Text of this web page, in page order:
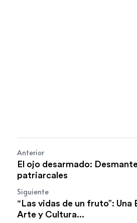
Anterior
El ojo desarmado:
patriarcales
Siguiente
“Las vidas de un fruto”: Una
Arte y Cultura...